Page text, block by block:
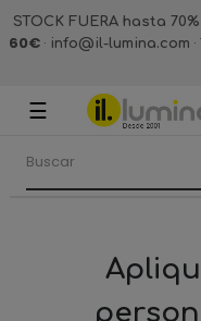
STOCK FUERA hasta
60€· info@il-lumina.com
Navegación
palanca
☰